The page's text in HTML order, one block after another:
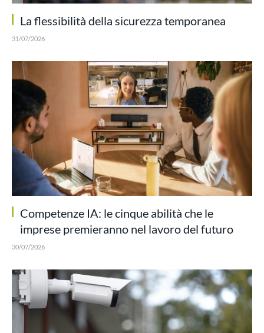
La flessibilità della sicurezza temporanea
31/07/2026
Competenze IA: le cinque abilità che le
imprese premieranno nel lavoro del futuro
30/07/2026